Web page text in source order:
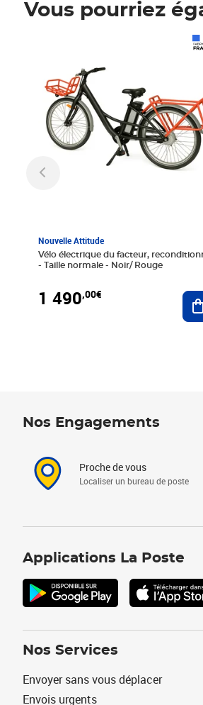
Vous pourriez
Nouvelle Attitude
Vélo électrique du facteur,
- Taille normale - Noir/ Rouge
1 490,00€
Nos Engagements
Proche de vous
Localiser un bureau de poste
Applications La Poste
Nos Services
Envoyer sans vous déplacer
Envois urgents